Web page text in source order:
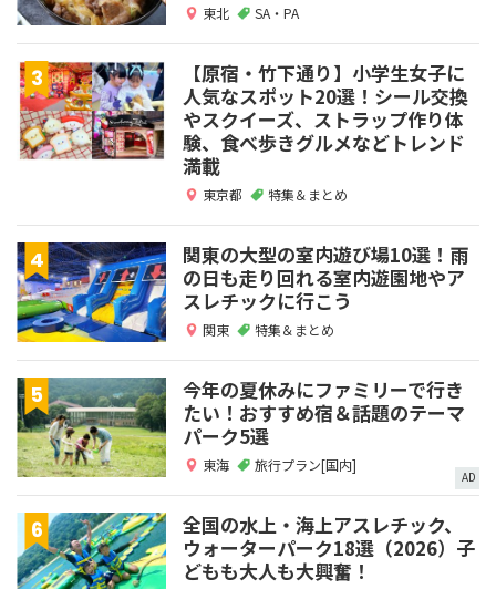
東北 SA・PA
【原宿・竹下通り】小学生女子に
人気なスポット20選！シール交換
やスクイーズ、ストラップ作り体
験、食べ歩きグルメなどトレンド
満載
東京都 特集＆まとめ
関東の大型の室内遊び場10選！雨
の日も走り回れる室内遊園地やア
スレチックに行こう
関東 特集＆まとめ
今年の夏休みにファミリーで行き
たい！おすすめ宿＆話題のテーマ
パーク5選
東海 旅行プラン[国内]
AD
全国の水上・海上アスレチック、
ウォーターパーク18選（2026）子
どもも大人も大興奮！